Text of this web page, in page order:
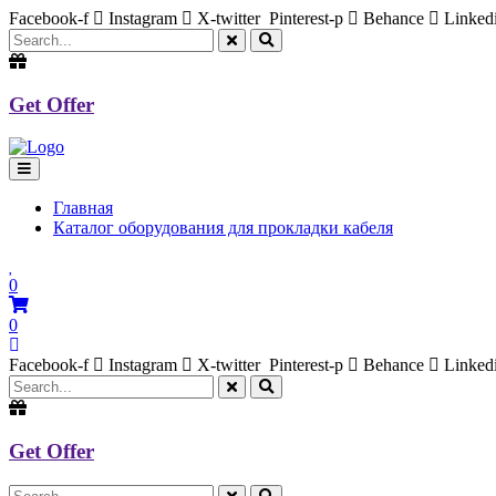
Facebook-f Instagram X-twitter Pinterest-p Behance
Get Offer
Главная
Каталог оборудования для прокладки кабеля
0
0
Facebook-f Instagram X-twitter Pinterest-p Behance
Get Offer